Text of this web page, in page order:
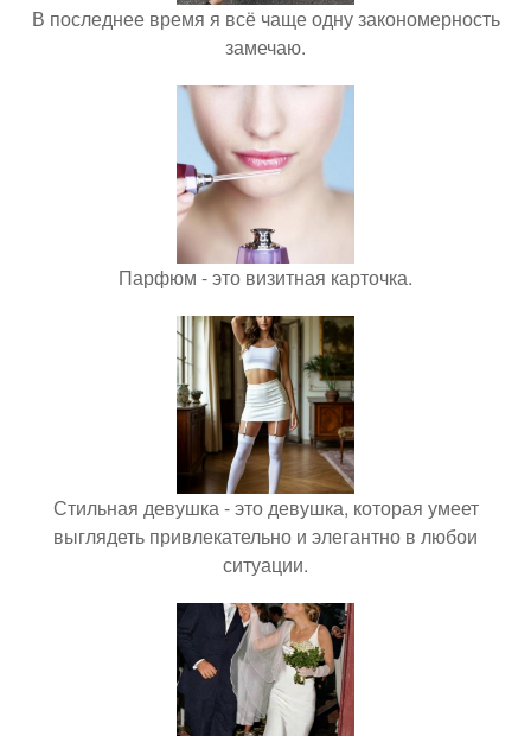
В последнее время я всё чаще одну закономерность
замечаю.
Парфюм - это визитная карточка.
Стильная девушка - это девушка, которая умеет
выглядеть привлекательно и элегантно в любои
ситуации.